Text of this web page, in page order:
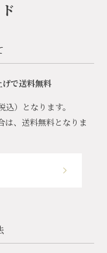
で送料無料
）となります。
は、送料無料となりま